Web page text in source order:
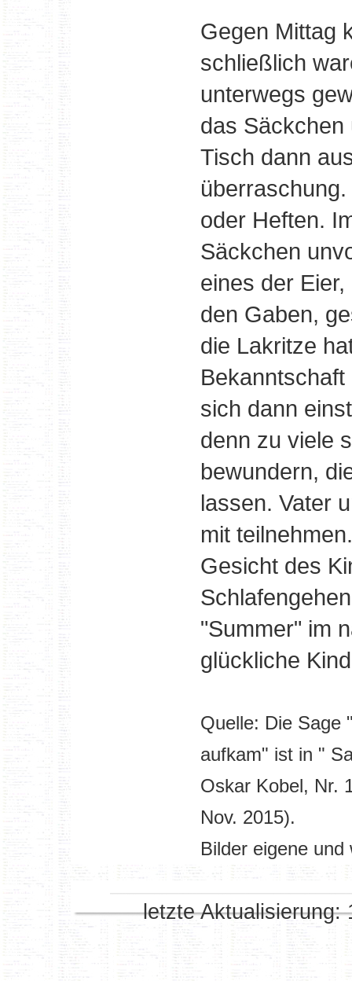
Gegen Mittag
schließlich
unterwegs
das Säckchen
Tisch dann
oder Heften.
Säckchen
eines der
den Gaben,
die Lakritze
sich dann
denn zu viele
bewundern,
lassen. Vater
mit
Gesicht des
"Summer" im
glückliche
Quelle: Die Sage
aufkam" ist in "
Oskar Kobel, Nr.
Nov. 2015).
Bilder eigene und
letzte Aktualisierung: